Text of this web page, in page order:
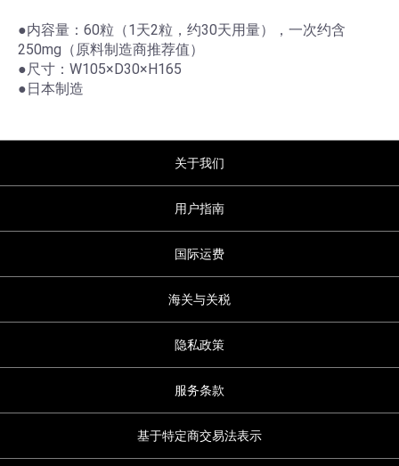
●内容量：60粒（1天2粒，约30天用量），一次约含
250mg（原料制造商推荐值）
●尺寸：W105×D30×H165
●日本制造
关于我们
用户指南
国际运费
海关与关税
隐私政策
服务条款
基于特定商交易法表示